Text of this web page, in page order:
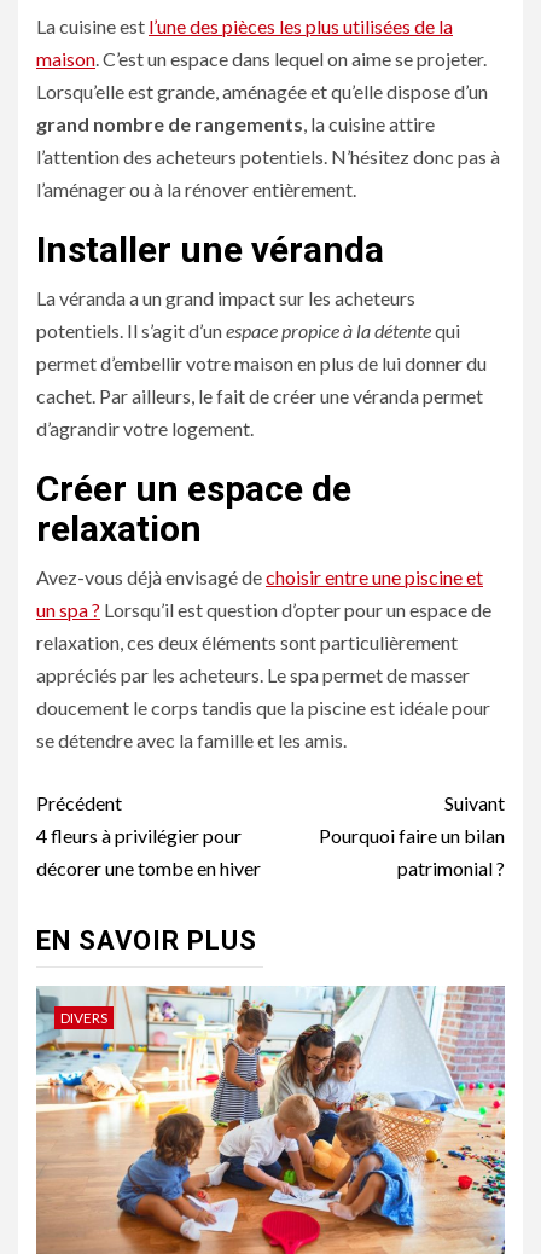
La cuisine est l’une des pièces les plus utilisées de la
maison . C’est un espace dans lequel on aime se projeter.
Lorsqu’elle est grande, aménagée et qu’elle dispose d’un
grand nombre de rangements , la cuisine attire
l’attention des acheteurs potentiels. N’hésitez donc pas à
l’aménager ou à la rénover entièrement.
Installer une véranda
La véranda a un grand impact sur les acheteurs
potentiels. Il s’agit d’unespace propice à la détentequi
permet d’embellir votre maison en plus de lui donner du
cachet. Par ailleurs, le fait de créer une véranda permet
d’agrandir votre logement.
Créer un espace de
relaxation
Avez-vous déjà envisagé dechoisir entre une piscine et
un spa ? Lorsqu’il est question d’opter pour un espace de
relaxation, ces deux éléments sont particulièrement
appréciés par les acheteurs. Le spa permet de masser
doucement le corps tandis que la piscine est idéale pour
se détendre avec la famille et les amis.
Navigation
d’article
Précédent
4 fleurs à privilégier pour
décorer une tombe en hiver
Suivant
Pourquoi faire un bilan
patrimonial ?
EN SAVOIR PLUS
DIVERS